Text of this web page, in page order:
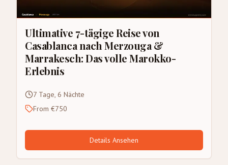
Ultimative 7-tägige Reise von
Casablanca nach Merzouga &
Marrakesch: Das volle Marokko-
Erlebnis
7 Tage, 6 Nächte
From €750
Details Ansehen